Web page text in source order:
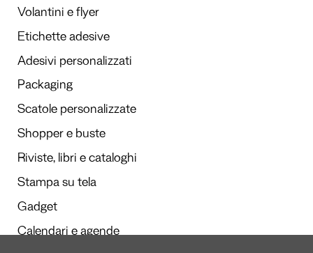
Volantini e flyer
Etichette adesive
Adesivi personalizzati
Packaging
Scatole personalizzate
Shopper e buste
Riviste, libri e cataloghi
Stampa su tela
Gadget
Calendari e agende